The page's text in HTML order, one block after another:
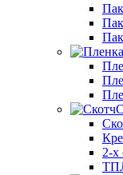
2-х